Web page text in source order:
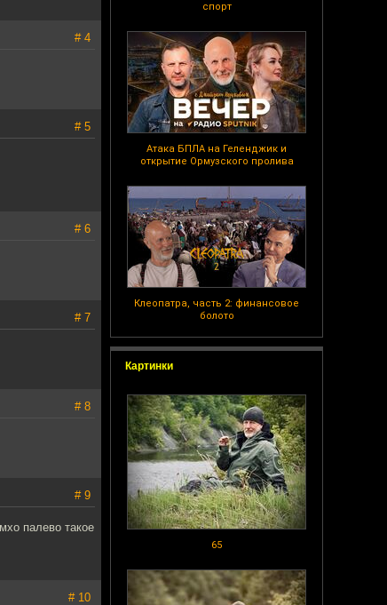
спорт
Атака БПЛА на Геленджик и
открытие Ормузского пролива
Клеопатра, часть 2: финансовое
болото
Картинки
65
# 4
# 5
# 6
# 7
# 8
# 9
палево такое
# 10